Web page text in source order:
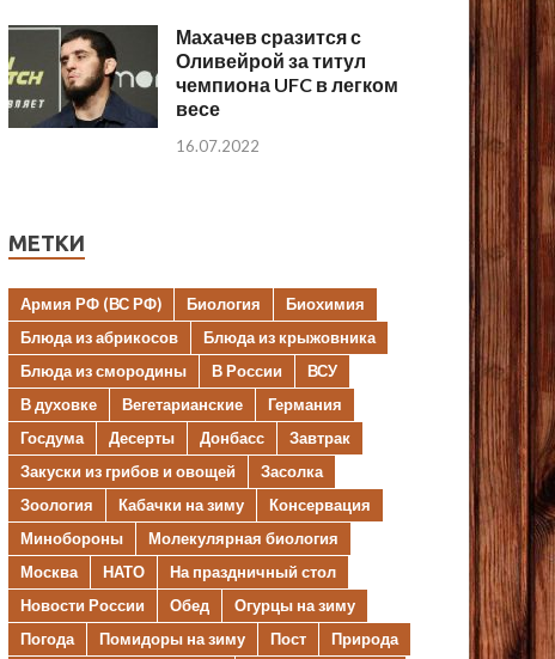
Махачев сразится с
Оливейрой за титул
чемпиона UFC в легком
весе
16.07.2022
МЕТКИ
Армия РФ (ВС РФ) Биология
Биохимия
Блюда из абрикосов
Блюда из крыжовника
Блюда из смородины
В России
ВСУ
В духовке
Вегетарианские
Германия
Госдума
Десерты Донбасс
Завтрак
Закуски из грибов и овощей
Засолка
Зоология
Кабачки на зиму
Консервация
Минобороны
Молекулярная биология
Москва
НАТО
На праздничный стол
Новости России
Обед
Огурцы на зиму
Погода
Помидоры на зиму Пост Природа